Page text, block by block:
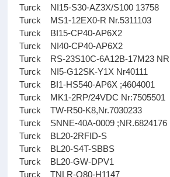
Turck NI15-S30-AZ3X/S100 13758
Turck MS1-12EX0-R Nr.5311103
Turck BI15-CP40-AP6X2
Turck NI40-CP40-AP6X2
Turck RS-23S10C-6A12B-17M23
Turck NI5-G12SK-Y1X Nr40111
Turck BI1-HS540-AP6X ;4604001
Turck MK1-2RP/24VDC Nr:7505501
Turck TW-R50-K8,Nr.7030233
Turck SNNE-40A-0009 ;NR.6824176
Turck BL20-2RFID-S
Turck BL20-S4T-SBBS
Turck BL20-GW-DPV1
Turck TNLR-Q80-H1147